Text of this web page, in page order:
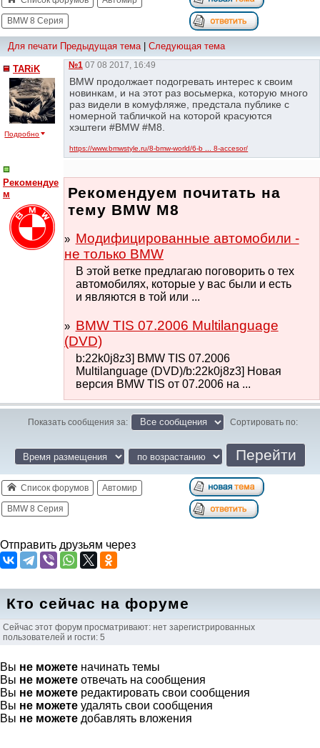
BMW 8 Серия
Для печати Предыдущая тема| Следующая тема
TARiK
Подробно
№1 07 08 2017, 16:49
BMW продолжает подогревать интерес к своим
новинкам, и на этот раз восьмерка, которую много
раз видели в комуфляже, предстала публике с
номерной табличкой на которой красуются
хэштеги #BMW #M8.
https://www.bmwstyle.ru/8-bmw-world/6-b ... 8-accesor/
Рекомендуе
м
Рекомендуем почитать на
тему BMW M8
Модифицированные автомобили -
не только BMW
В этой ветке предлагаю поговорить о тех
автомобилях, которые у вас были и есть
и являются в той или ...
BMW TIS 07.2006 Multilanguage
(DVD)
b:22k0j8z3] BMW TIS 07.2006
Multilanguage (DVD)/b:22k0j8z3] Новая
версия BMW TIS от 07.2006 на ...
Показать сообщения за: Сортировать по:
Список форумов Автомир
BMW 8 Серия
Отправить друзьям через
Кто сейчас на форуме
Сейчас этот форум просматривают: нет зарегистрированных
пользователей и гости: 5
Вы не можете начинать темы
Вы не можете отвечать на сообщения
Вы не можете редактировать свои сообщения
Вы не можете удалять свои сообщения
Вы не можете добавлять вложения